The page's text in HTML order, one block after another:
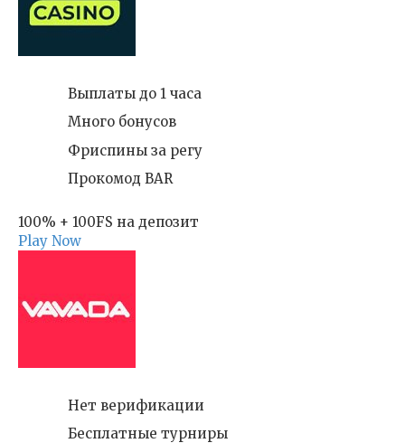
Выплаты до 1 часа
Много бонусов
Фриспины за регу
Прокомод BAR
100% + 100FS на депозит
Play Now
Нет верификации
Бесплатные турниры